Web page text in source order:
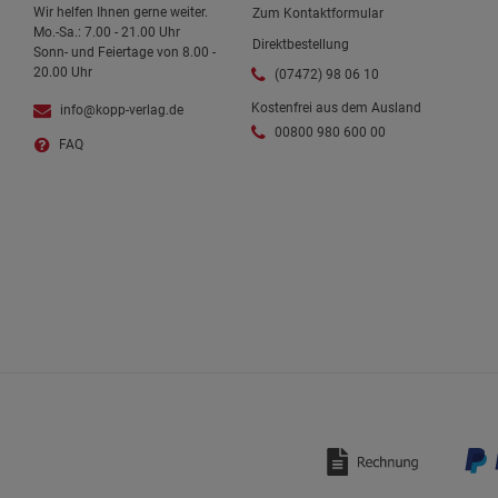
Wir helfen Ihnen gerne weiter.
Mo.-Sa.: 7.00 - 21.00 Uhr
Sonn- und Feiertage von 8.00 -
20.00 Uhr
info@kopp-verlag.de
FAQ
Zum Kontaktformular
Direktbestellung
(07472) 98 06 10
Kostenfrei aus dem Ausland
00800 980 600 00